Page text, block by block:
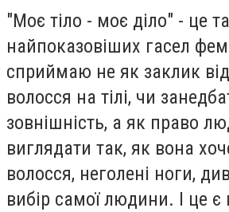
"Моє тіло - моє діло" - це
найпоказовіших гасел
сприймаю не як заклик
волосся на тілі, чи
зовнішність, а як право
виглядати так, як вона
волосся, неголені ноги,
вибір самої людини. І це